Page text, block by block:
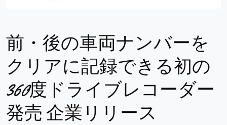
前・後の車両ナンバーを
クリアに記録できる初の
360度ドライブレコーダー
発売 企業リリース